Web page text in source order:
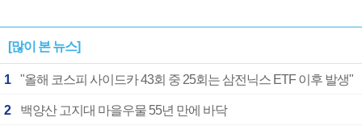
[많이 본 뉴스]
1 "올해 코스피 사이드카 43회 중 25회는 삼전닉스 ETF 이후 발생"
2 백양산 고지대 마을우물 55년 만에 바닥